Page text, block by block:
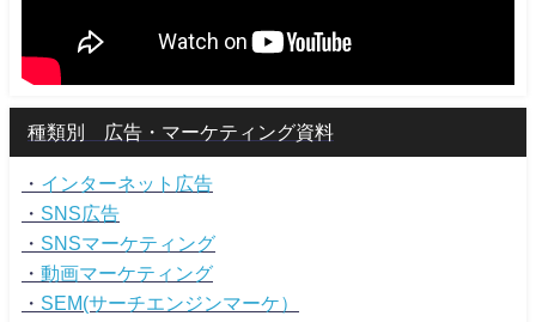
種類別 広告・マーケティング資料
・ インターネット広告
・ SNS広告
・ SNSマーケティング
・ 動画マーケティング
・ SEM(サーチエンジンマーケ）